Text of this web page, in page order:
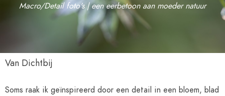
Macro/Detail foto's | een eerbetoon aan moeder natuur
Van Dichtbij
Soms raak ik geïnspireerd door een detail in een bloem, blad